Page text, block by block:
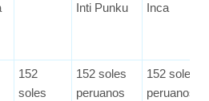
Inti Punku
Inca
152
soles
152 soles
peruanos
152 soles
peruanos